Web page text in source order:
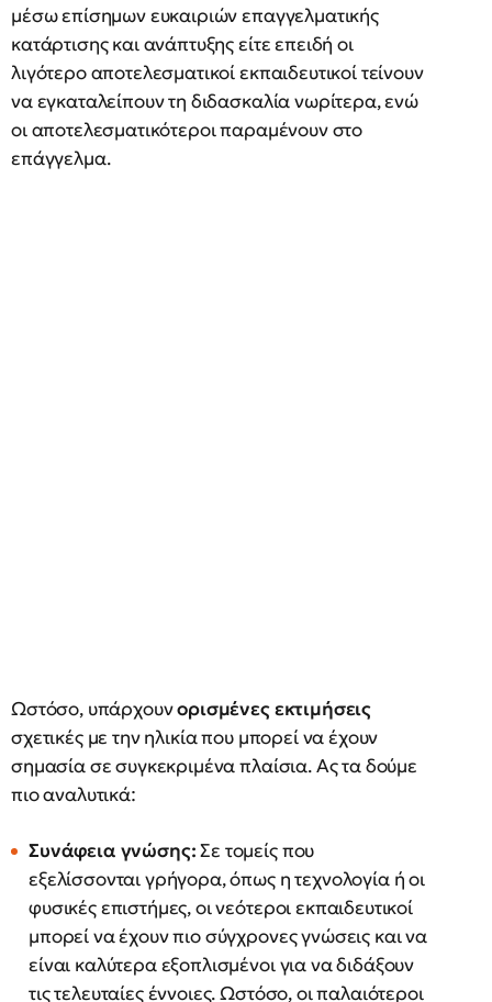
μέσω επίσημων ευκαιριών επαγγελματικής
κατάρτισης και ανάπτυξης είτε επειδή οι
λιγότερο αποτελεσματικοί εκπαιδευτικοί τείνουν
να εγκαταλείπουν τη διδασκαλία νωρίτερα, ενώ
οι αποτελεσματικότεροι παραμένουν στο
επάγγελμα.
Ωστόσο, υπάρχουνορισμένες εκτιμήσεις
σχετικές με την ηλικία που μπορεί να έχουν
σημασία σε συγκεκριμένα πλαίσια. Ας τα δούμε
πιο αναλυτικά:
Συνάφεια γνώσης:Σε τομείς που
εξελίσσονται γρήγορα, όπως η τεχνολογία ή οι
φυσικές επιστήμες, οι νεότεροι εκπαιδευτικοί
μπορεί να έχουν πιο σύγχρονες γνώσεις και να
είναι καλύτερα εξοπλισμένοι για να διδάξουν
τις τελευταίες έννοιες. Ωστόσο, οι παλαιότεροι